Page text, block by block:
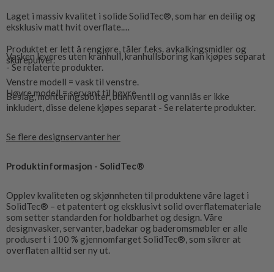
Laget i massiv kvalitet i solide SolidTec®, som har en deilig og
eksklusiv matt hvit overflate.
Produktet er lett å rengjøre, tåler f.eks. avkalkingsmidler og
skurepulver.
Venstre modell = vask til venstre.
Høyre modell = servant til høyre.
Vasken leveres uten kranhull, kranhullsboring kan kjøpes separat
- Se relaterte produkter.
Beslag, monteringsbolter, bunnventil og vannlås er ikke
inkludert, disse delene kjøpes separat - Se relaterte produkter.
Se flere designservanter her
Produktinformasjon - SolidTec®
Opplev kvaliteten og skjønnheten til produktene våre laget i
SolidTec® – et patentert og eksklusivt solid overflatemateriale
som setter standarden for holdbarhet og design. Våre
designvasker, servanter, badekar og baderomsmøbler er alle
produsert i 100 % gjennomfarget SolidTec®, som sikrer at
overflaten alltid ser ny ut.